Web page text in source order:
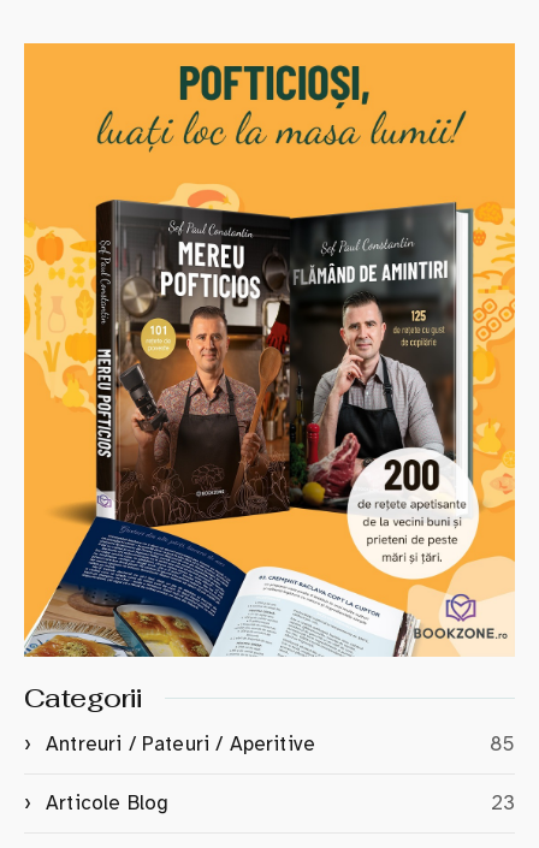
Categorii
Antreuri / Pateuri / Aperitive 85
Articole Blog 23